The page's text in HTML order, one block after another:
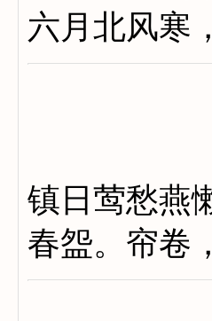
六月北风寒
镇日莺愁燕
春盌。帘卷